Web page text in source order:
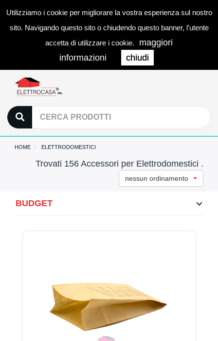
Utilizziamo i cookie per migliorare la vostra esperienza sul nostro
sito. Navigando questo sito o chiudendo questo banner, l'utente
accetta di utilizzare i cookie.
maggiori
informazioni
chiudi
0
HOME ELETTRODOMESTICI
Trovati 156 Accessori per Elettrodomestici .
nessun ordinamento
BUDGET